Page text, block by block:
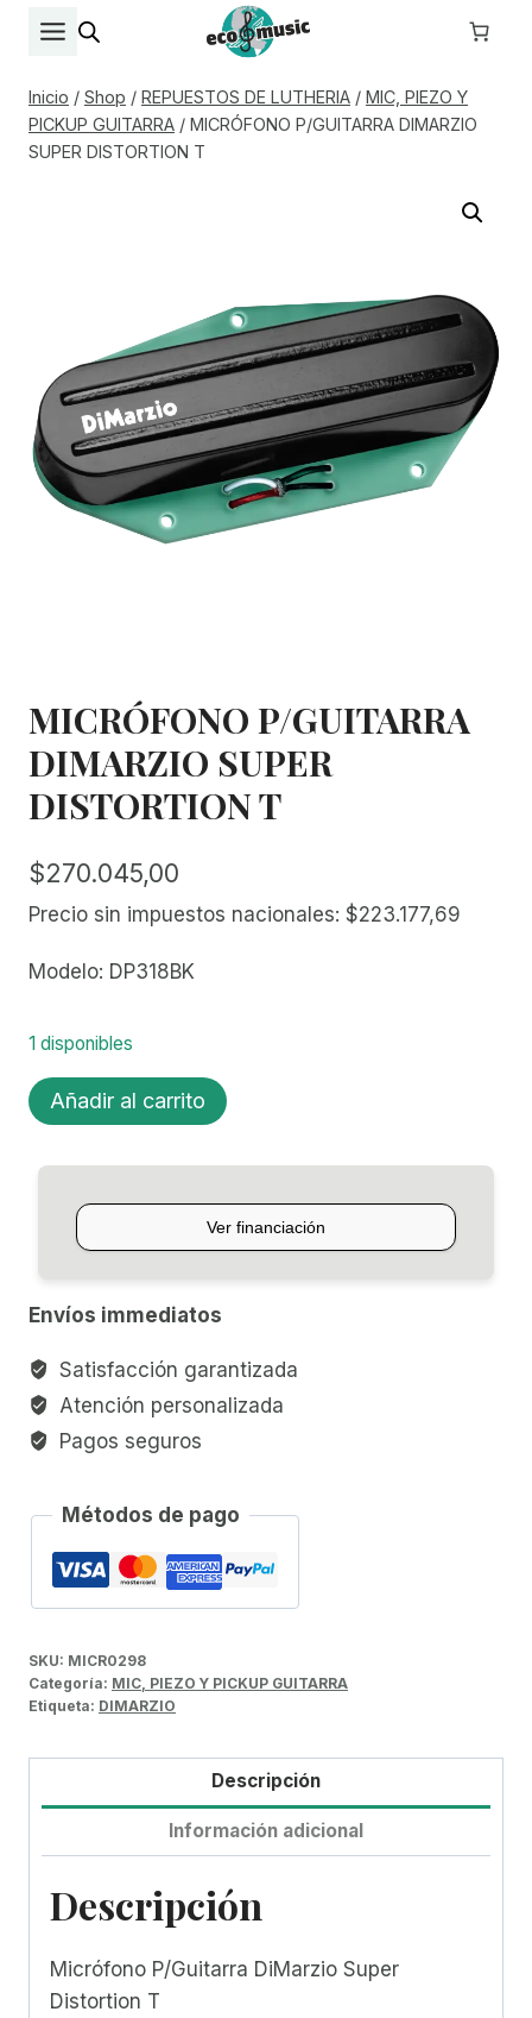
Inicio / Shop / REPUESTOS DE LUTHERIA / MIC, PIEZO Y
PICKUP GUITARRA / MICRÓFONO P/GUITARRA DIMARZIO
SUPER DISTORTION T
MICRÓFONO P/GUITARRA
DIMARZIO SUPER
DISTORTION T
$270.045,00
Precio sin impuestos nacionales: $223.177,69
Modelo: DP318BK
1 disponibles
MICRÓFONO
P/GUITARRA
DISTORTION
cantidad
Añadir al carrito
Envíos immediatos
Satisfacción garantizada
Atención personalizada
Pagos seguros
Métodos de pago
SKU: MICR0298
Categoría: MIC, PIEZO Y PICKUP GUITARRA
Etiqueta: DIMARZIO
Descripción
Información adicional
Descripción
Micrófono P/Guitarra DiMarzio Super
Distortion T